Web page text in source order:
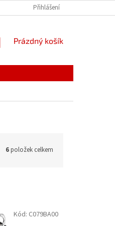
ODSTOUPENÍ OD
Přihlášení
NÁKUPNÍ
Prázdný košík
6položek celkem
Kód: C079BA00